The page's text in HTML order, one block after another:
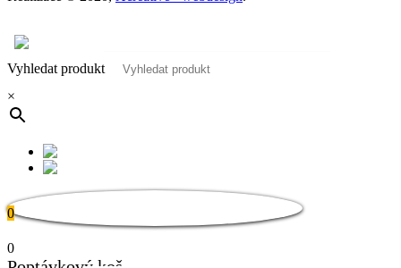
Vyhledat produkt
×
0
0